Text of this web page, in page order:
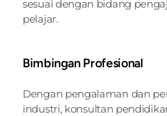
sesuai dengan bidang
pelajar.
Bimbingan Profesional
Dengan pengalaman dan
industri, konsultan